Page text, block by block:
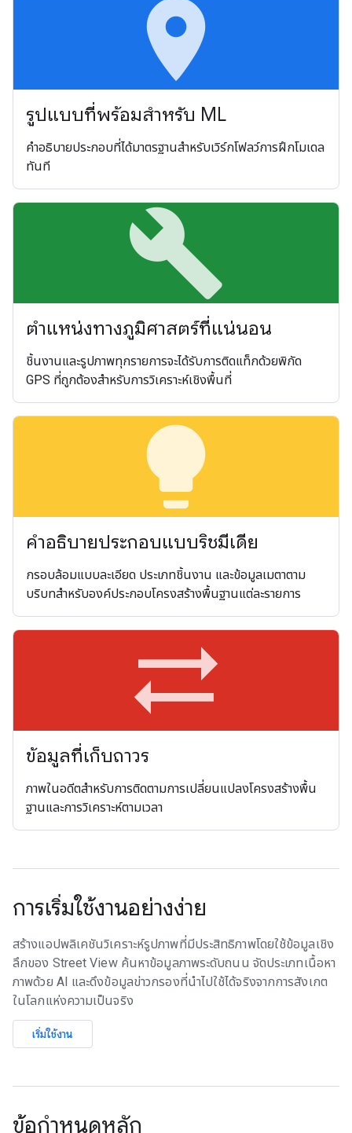
place
รูปแบบที่พร้อมสำหรับ ML
คำอธิบายประกอบที่ได้มาตรฐานสำหรับเวิร์กโฟลว์การฝึกโมเดล
ทันที
build
ตำแหน่งทางภูมิศาสตร์ที่แน่นอน
ชิ้นงานและรูปภาพทุกรายการจะได้รับการติดแท็กด้วยพิกัด
GPS ที่ถูกต้องสำหรับการวิเคราะห์เชิงพื้นที่
lightbulb
คำอธิบายประกอบแบบริชมีเดีย
กรอบล้อมแบบละเอียด ประเภทชิ้นงาน และข้อมูลเมตาตาม
บริบทสำหรับองค์ประกอบโครงสร้างพื้นฐานแต่ละรายการ
sync_alt
ข้อมูลที่เก็บถาวร
ภาพในอดีตสำหรับการติดตามการเปลี่ยนแปลงโครงสร้างพื้น
ฐานและการวิเคราะห์ตามเวลา
การเริ่มใช้งานอย่างง่าย
สร้างแอปพลิเคชันวิเคราะห์รูปภาพที่มีประสิทธิภาพโดยใช้ข้อมูลเชิง
ลึกของ Street View ค้นหาข้อมูลภาพระดับถนน จัดประเภทเนื้อหา
ภาพด้วย AI และดึงข้อมูลข่าวกรองที่นำไปใช้ได้จริงจากการสังเกต
ในโลกแห่งความเป็นจริง
เริ่มใช้งาน
ข้อกำหนดหลัก